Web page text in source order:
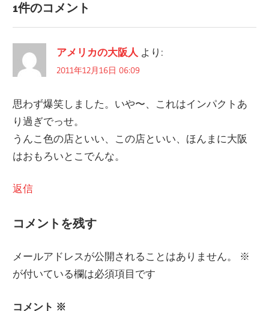
稿
ナ
ビ
ー
シ
ョ
ン
投
稿:
稿:
1件のコメント
アメリカの大阪人 より:
2011年12月16日 06:09
思わず爆笑しました。いや〜、これはインパクトあ
り過ぎでっせ。
うんこ色の店といい、この店といい、ほんまに大阪
はおもろいとこでんな。
返信
コメントを残す
メールアドレスが公開されることはありません。
※
が付いている欄は必須項目です
コメント ※